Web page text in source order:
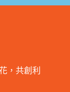
，共創利